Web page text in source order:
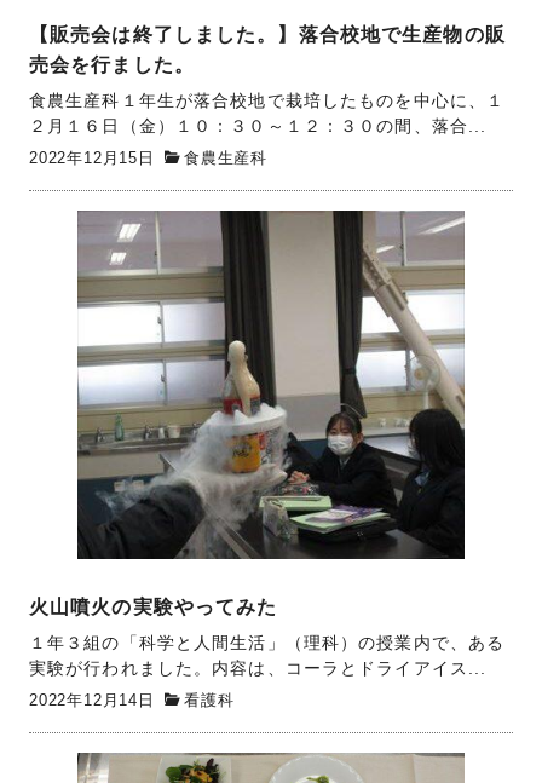
【販売会は終了しました。】落合校地で生産物の販
売会を行ました。
食農生産科１年生が落合校地で栽培したものを中心に、１
２月１６日（金）１０：３０～１２：３０の間、落合...
2022年12月15日
食農生産科
火山噴火の実験やってみた
１年３組の「科学と人間生活」（理科）の授業内で、ある
実験が行われました。内容は、コーラとドライアイス...
2022年12月14日
看護科